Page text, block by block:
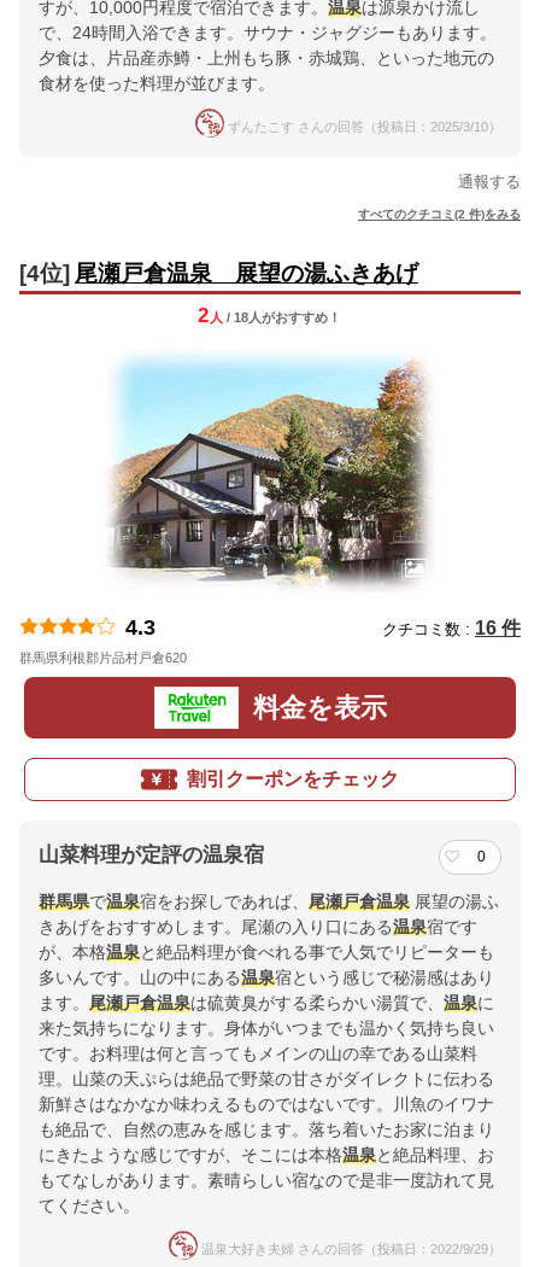
すが、10,000円程度で宿泊できます。 温泉は源泉かけ流し
で、24時間入浴できます。サウナ・ジャグジーもあります。
夕食は、片品産赤鱒・上州もち豚・赤城鶏、といった地元の
食材を使った料理が並びます。
ずんたこす さんの回答（投稿日：2025/3/10）
通報する
すべてのクチコミ(2 件)をみる
[4位] 尾瀬戸倉温泉 展望の湯ふきあげ
2 人 / 18人がおすすめ！
4.3 クチコミ数 : 16 件
群馬県利根郡片品村戸倉620
料金を表示
割引クーポンをチェック
山菜料理が定評の温泉宿 0
群馬県で温泉宿をお探しであれば、 尾瀬戸倉温泉 展望の湯ふ
きあげをおすすめします。尾瀬の入り口にある温泉宿です
が、本格温泉と絶品料理が食べれる事で人気でリピーターも
多いんです。山の中にある温泉宿という感じで秘湯感はあり
ます。 尾瀬戸倉温泉は硫黄臭がする柔らかい湯質で、 温泉に
来た気持ちになります。身体がいつまでも温かく気持ち良い
です。お料理は何と言ってもメインの山の幸である山菜料
理。山菜の天ぷらは絶品で野菜の甘さがダイレクトに伝わる
新鮮さはなかなか味わえるものではないです。川魚のイワナ
も絶品で、自然の恵みを感じます。落ち着いたお家に泊まり
にきたような感じですが、そこには本格温泉と絶品料理、お
もてなしがあります。素晴らしい宿なので是非一度訪れて見
てください。
温泉大好き夫婦 さんの回答（投稿日：2022/9/29）